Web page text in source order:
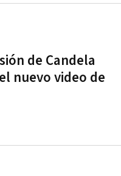
de Candela
nuevo video de